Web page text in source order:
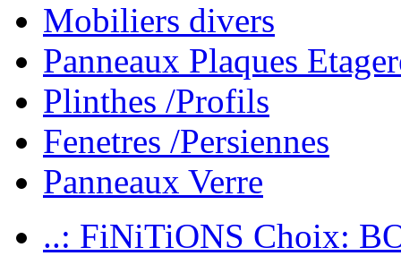
Mobiliers divers
Panneaux Plaques
Plinthes /Profils
Fenetres /Persiennes
Panneaux Verre
..: FiNiTiONS Choix: